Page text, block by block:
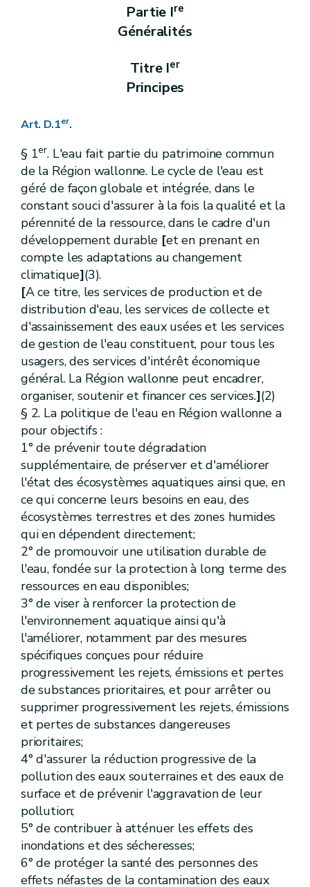
Caractéristiques du bassin hydrographique wallon, description des effets de l'activité humaine sur l'environnement et analyse économique de l'utilisation de l'eau
Art.
Art.
Art.D.19
Art. D.20
Art.D.21
TitreIII Objectifs environnementaux
Art.D.22
TitreIV
Action de coordination
ChapitreI
Programme de mesures
Art.D.23
ChapitreII Plan de gestion
Section
Art. D.24
Art.
D.25
Section2 Procédure d'élaboration
Art.D.26
Art.D.27
D.28
Art.D.29
Art.D.30
Art.D.31
Chapitre
Contrat de rivière
Art.D.32
TitreV Cours d'eau
ChapitreI
Généralités
Section [1re ] Définition [Décret 04.10.2018]
Art.D.33
Section[2] Objectifs [Décret 04.10.2018]
Art.[D. 33/1
Art.[D. 33/2
Section[3] Action de coordination [Décret 04.10.2018]
Art.[D. 33/3
Art.[D. 33/4
Art.[D. 33/5
Art.[D. 33/6
Section[4 ]
Libre circulation des poissons [Décret 04.10.2018]
Art.[D. 33/7
Art.[D. 33/8
Art. [D. 33/9
Art.[D. 33/10
Art.[D. 33/11
Art.[D. 33/12
Chapitre
Cours d'eau non navigables
Section1re
Détermination des cours d'eau non navigables
Art.D.34
Art.D.35
Art.
Section[1/1] Atlas des cours d'eau non navigables [Décret 04.10.2018]
Art.D.36
Art.[D. 36/1
Art.[D. 36/2
Section
Art.D.37
Art. D.38
Art. D.39
Section3
[Travaux soumis à autorisation domaniale du gestionnaire] [Décret 04.10.2018]
Art.D.40
Partie Ire
Généralités
Titre Ier
Principes
Art. D.1er.
§ 1er. L'eau fait partie du patrimoine commun
de la Région wallonne. Le cycle de l'eau est
géré de façon globale et intégrée, dans le
constant souci d'assurer à la fois la qualité et la
pérennité de la ressource, dans le cadre d'un
développement durable [et en prenant en
compte les adaptations au changement
climatique](3).
[A ce titre, les services de production et de
distribution d'eau, les services de collecte et
d'assainissement des eaux usées et les services
de gestion de l'eau constituent, pour tous les
usagers, des services d'intérêt économique
général. La Région wallonne peut encadrer,
organiser, soutenir et financer ces services.](2)
§ 2. La politique de l'eau en Région wallonne a
pour objectifs :
1° de prévenir toute dégradation
supplémentaire, de préserver et d'améliorer
l'état des écosystèmes aquatiques ainsi que, en
ce qui concerne leurs besoins en eau, des
écosystèmes terrestres et des zones humides
qui en dépendent directement;
2° de promouvoir une utilisation durable de
l'eau, fondée sur la protection à long terme des
ressources en eau disponibles;
3° de viser à renforcer la protection de
l'environnement aquatique ainsi qu'à
l'améliorer, notamment par des mesures
spécifiques conçues pour réduire
progressivement les rejets, émissions et pertes
de substances prioritaires, et pour arrêter ou
supprimer progressivement les rejets, émissions
et pertes de substances dangereuses
prioritaires;
4° d'assurer la réduction progressive de la
pollution des eaux souterraines et des eaux de
surface et de prévenir l'aggravation de leur
pollution;
5° de contribuer à atténuer les effets des
inondations et des sécheresses;
6° de protéger la santé des personnes des
effets néfastes de la contamination des eaux